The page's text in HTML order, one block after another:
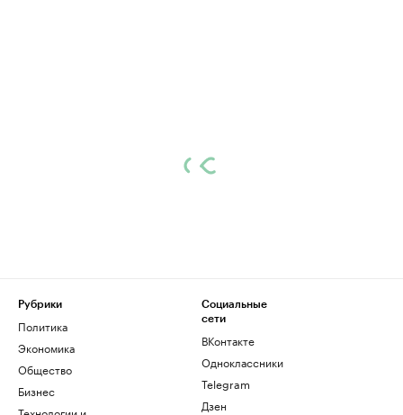
Рубрики
Политика
Экономика
Общество
Бизнес
Социальные
сети
ВКонтакте
Одноклассники
Telegram
Дзен